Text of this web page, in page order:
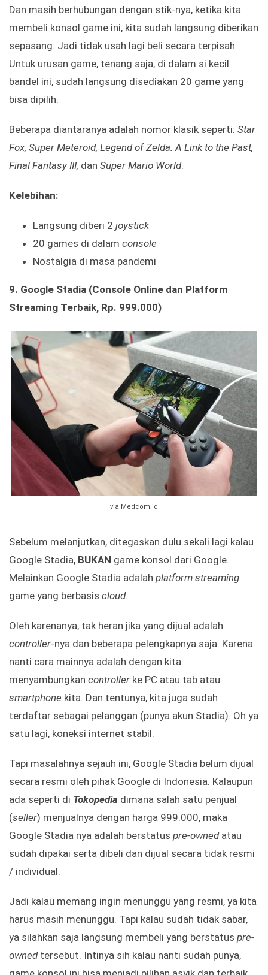
Dan masih berhubungan dengan stik-nya, ketika kita
membeli konsol game ini, kita sudah langsung diberikan
sepasang. Jadi tidak usah lagi beli secara terpisah.
Untuk urusan game, tenang saja, di dalam si kecil
bandel ini, sudah langsung disediakan 20 game yang
bisa dipilih.
Beberapa diantaranya adalah nomor klasik seperti: Star
Fox, Super Meteroid, Legend of Zelda: A Link to the Past,
Final Fantasy III, dan Super Mario World.
Kelebihan:
Langsung diberi 2 joystick
20 games di dalam console
Nostalgia di masa pandemi
9. Google Stadia (Console Online dan Platform
Streaming Terbaik, Rp. 999.000)
via Medcom.id
Sebelum melanjutkan, ditegaskan dulu sekali lagi kalau
Google Stadia, BUKAN game konsol dari Google.
Melainkan Google Stadia adalah platform streaming
game yang berbasis cloud.
Oleh karenanya, tak heran jika yang dijual adalah
controller-nya dan beberapa pelengkapnya saja. Karena
nanti cara mainnya adalah dengan kita
menyambungkan controller ke PC atau tab atau
smartphone kita. Dan tentunya, kita juga sudah
terdaftar sebagai pelanggan (punya akun Stadia). Oh ya
satu lagi, koneksi internet stabil.
Tapi masalahnya sejauh ini, Google Stadia belum dijual
secara resmi oleh pihak Google di Indonesia. Kalaupun
ada seperti di Tokopedia dimana salah satu penjual
(seller) menjualnya dengan harga 999.000, maka
Google Stadia nya adalah berstatus pre-ownedatau
sudah dipakai serta dibeli dan dijual secara tidak resmi
/ individual.
Jadi kalau memang ingin menunggu yang resmi, ya kita
harus masih menunggu. Tapi kalau sudah tidak sabar,
ya silahkan saja langsung membeli yang berstatus pre-
owned tersebut. Intinya sih kalau nanti sudah punya,